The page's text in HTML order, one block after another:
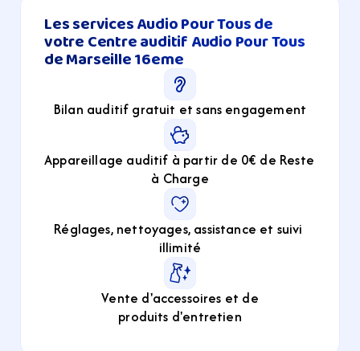
Les services Audio Pour Tous de
votre Centre auditif Audio Pour Tous
de Marseille 16eme
Bilan auditif gratuit et sans engagement
Appareillage auditif à partir de 0€ de Reste
à Charge
Réglages, nettoyages, assistance et suivi
illimité
Vente d'accessoires et de
produits d'entretien